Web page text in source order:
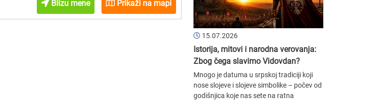
Blizu mene Prikaži na mapi
15.07.2026
Istorija, mitovi i narodna verovanja:
Zbog čega slavimo Vidovdan?
Mnogo je datuma u srpskoj tradiciji koji
nose slojeve i slojeve simbolike – počev od
godišnjica koje nas sete na ratna